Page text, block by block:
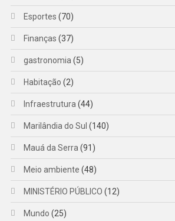
Esportes (70)
Finanças (37)
gastronomia (5)
Habitação (2)
Infraestrutura (44)
Marilândia do Sul (140)
Mauá da Serra (91)
Meio ambiente (48)
MINISTÉRIO PÚBLICO (12)
Mundo (25)